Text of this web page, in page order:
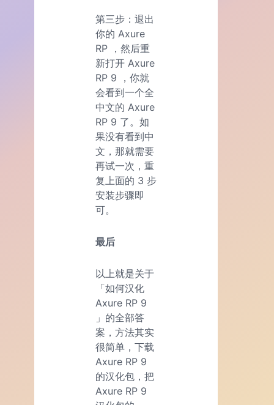
第三步：退出
你的 Axure
RP ，然后重
新打开 Axure
RP 9 ，你就
会看到一个全
中文的 Axure
RP 9 了。如
果没有看到中
文，那就需要
再试一次，重
复上面的 3 步
安装步骤即
可。
最后
以上就是关于
「如何汉化
Axure RP 9
」的全部答
案，方法其实
很简单，下载
Axure RP 9
的汉化包，把
Axure RP 9